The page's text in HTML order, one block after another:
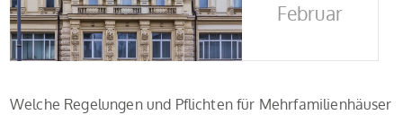
Februar
Welche Regelungen und Pflichten für Mehrfamilienhäuser